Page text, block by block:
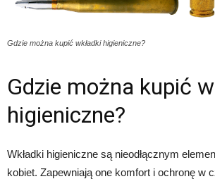
Gdzie można kupić wkładki higieniczne?
Gdzie można kupić
higieniczne?
Wkładki higieniczne są nieodłącznym
kobiet. Zapewniają one komfort i ochronę w